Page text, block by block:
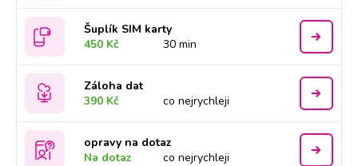
Šuplík SIM karty
450 Kč
30 min
Záloha dat
390 Kč
co nejrychleji
opravy na dotaz
Na dotaz
co nejrychleji